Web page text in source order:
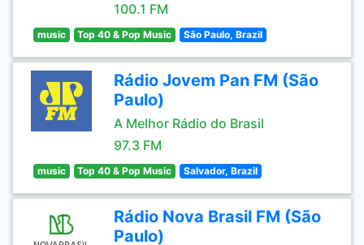
100.1 FM
music Top 40 & Pop Music São Paulo, Brazil
Rádio Jovem Pan FM (São
Paulo)
A Melhor Rádio do Brasil
97.3 FM
music Top 40 & Pop Music Salvador, Brazil
Rádio Nova Brasil FM (São
Paulo)